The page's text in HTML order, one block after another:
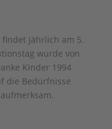
findet jährlich am 5.
wurde von
Kinder 1994
die Bedürfnisse